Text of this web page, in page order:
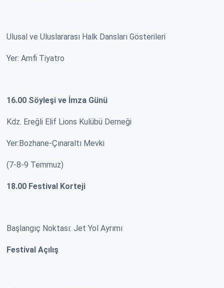
Ulusal ve Uluslararası Halk Dansları Gösterileri
Yer: Amfi Tiyatro
16.00 Söyleşi ve İmza Günü
Kdz. Ereğli Elif Lions Kulübü Derneği
Yer:Bozhane-Çınaraltı Mevki
(7-8-9 Temmuz)
18.00 Festival Korteji
Başlangıç Noktası: Jet Yol Ayrımı
Festival Açılış